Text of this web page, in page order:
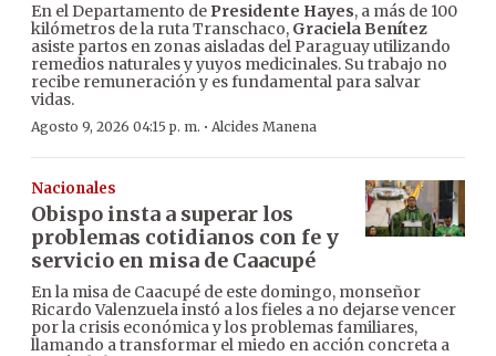
En el Departamento de Presidente Hayes, a más de 100
kilómetros de la ruta Transchaco, Graciela Benítez
asiste partos en zonas aisladas del Paraguay utilizando
remedios naturales y yuyos medicinales. Su trabajo no
recibe remuneración y es fundamental para salvar
vidas.
Agosto 9, 2026 04:15 p. m. · Alcides Manena
Nacionales
Obispo insta a superar los
problemas cotidianos con fe y
servicio en misa de Caacupé
En la misa de Caacupé de este domingo, monseñor
Ricardo Valenzuela instó a los fieles a no dejarse vencer
por la crisis económica y los problemas familiares,
llamando a transformar el miedo en acción concreta a